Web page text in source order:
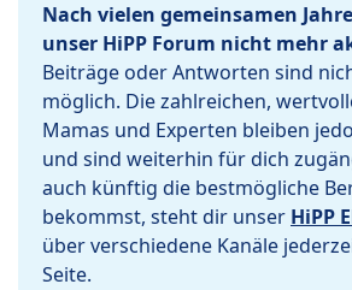
Nach vielen gemeinsamen
unser HiPP Forum nicht mehr
Beiträge oder Antworten sind
möglich. Die zahlreichen,
Mamas und Experten bleiben
und sind weiterhin für dich
auch künftig die bestmögliche
bekommst, steht dir unser HiPP
über verschiedene Kanäle
Seite.